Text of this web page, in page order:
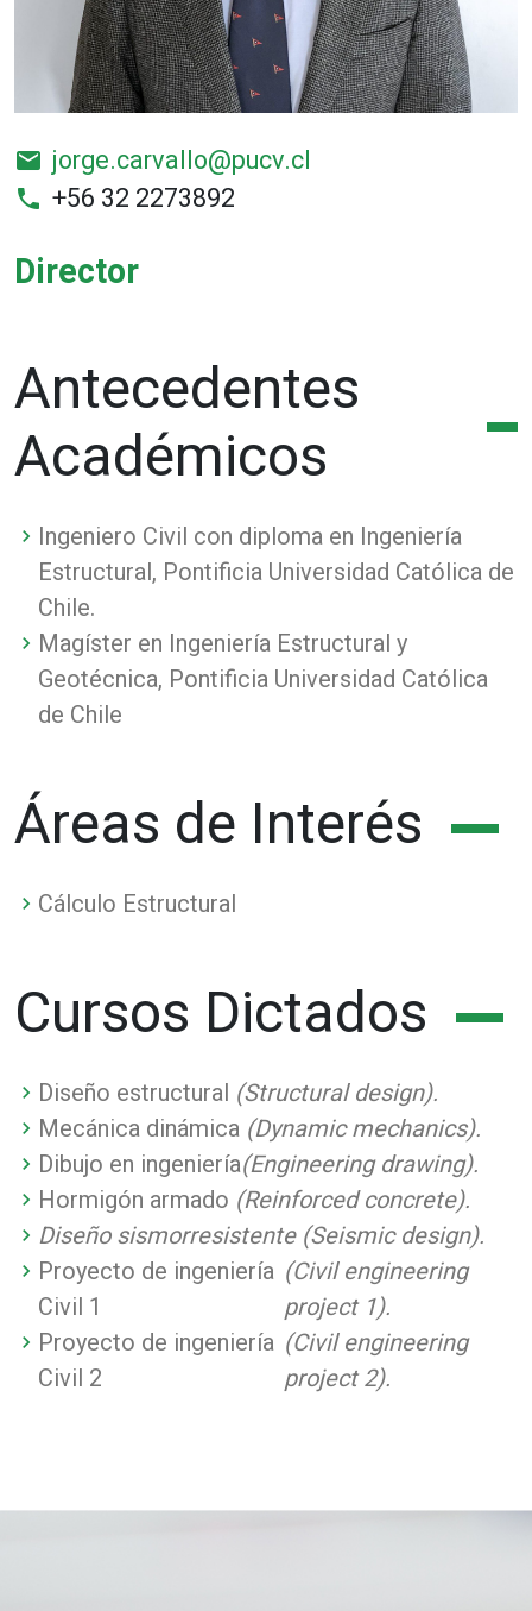
Director
Antecedentes
Académicos
Ingeniero Civil con diploma en Ingeniería
Estructural, Pontificia Universidad Católica de
Chile.
Magíster en Ingeniería Estructural y
Geotécnica, Pontificia Universidad Católica
de Chile
Áreas de Interés
Cálculo Estructural
Cursos Dictados
Diseño estructural (Structural design).
Mecánica dinámica (Dynamic mechanics).
Dibujo en ingeniería(Engineering drawing).
Hormigón armado (Reinforced concrete).
Diseño sismorresistente (Seismic design).
Proyecto de ingeniería
Civil 1
(Civil engineering
project 1).
Proyecto de ingeniería
Civil 2
(Civil engineering
project 2).
email jorge.carvallo@pucv.cl
phone +56 32 2273892